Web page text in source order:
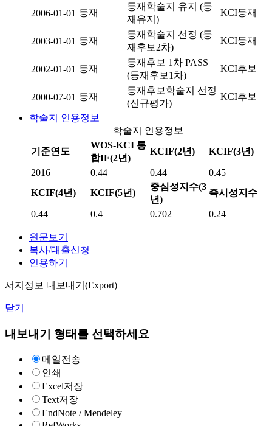
2006-01-01 등재
등재학술지 유지 (등
재유지)
KCI등재
2003-01-01 등재
등재학술지 선정 (등
재후보2차)
KCI등재
2002-01-01 등재
등재후보 1차 PASS
(등재후보1차)
KCI후보
2000-07-01 등재
등재후보학술지 선정
(신규평가)
KCI후보
학술지 인용정보
학술지 인용정보
기준연도
WOS-KCI 통
합IF(2년)
KCIF(2년) KCIF(3년)
2016 0.44 0.44
0.45
KCIF(4년)
KCIF(5년)
중심성지수(3
년)
즉시성지수
0.44 0.4 0.702 0.24
원문보기
복사/대출신청
인용하기
서지정보 내보내기(Export)
닫기
내보내기 형태를 선택하세요
메일전송
인쇄
Excel저장
Text저장
EndNote / Mendeley